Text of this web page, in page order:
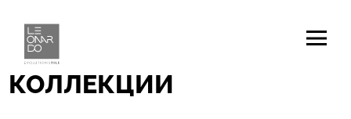
Home /
КОЛЛЕКЦИИ